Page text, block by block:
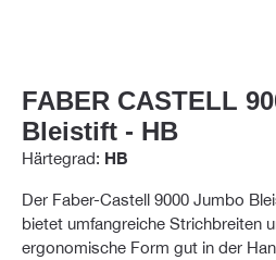
FABER CASTELL
Bleistift - HB
Härtegrad: HB
Der Faber-Castell 9000 Jumbo
bietet umfangreiche Strichbreiten
ergonomische Form gut in der